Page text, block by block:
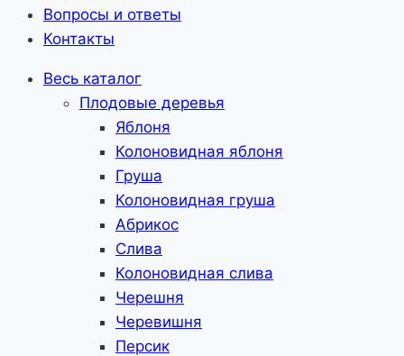
Вопросы и ответы
Контакты
Весь каталог
Плодовые деревья
Яблоня
Колоновидная яблоня
Груша
Колоновидная груша
Абрикос
Слива
Колоновидная слива
Черешня
Черевишня
Персик